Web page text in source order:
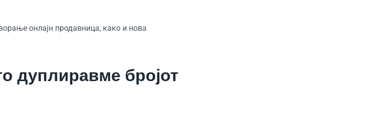
онлајн продавница, како и нова
дуплиравме бројот